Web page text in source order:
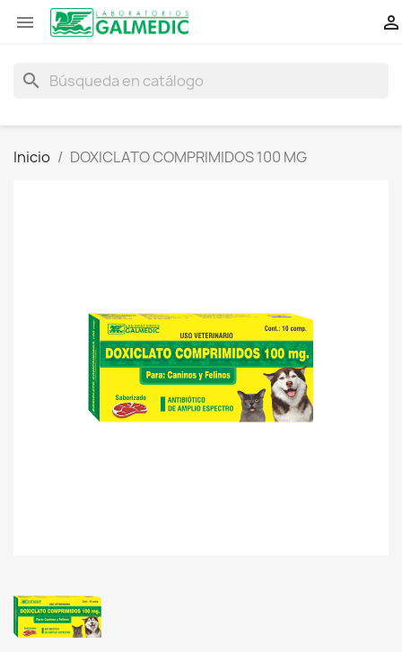
 
search
Inicio DOXICLATO COMPRIMIDOS 100 MG